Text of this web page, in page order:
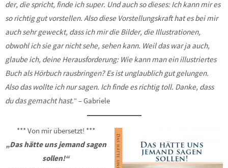
der, die spricht, finde ich super. Und auch so dieses: Ich kann mir es
so richtig gut vorstellen. Also diese Vorstellungskraft hat es bei mir
auch sehr geweckt, dass ich mir die Bilder, die Illustrationen,
obwohl ich sie gar nicht sehe, sehen kann. Weil das war ja auch,
glaube ich, deine Herausforderung: Wie kann man ein illustriertes
Buch als Hörbuch rausbringen? Es ist unglaublich gut gelungen.
Also das wollte ich nur sagen. Ich finde es richtig toll. Danke, dass
du das gemacht hast.“ – Gabriele
*** Von mir übersetzt! ***
„Das hätte uns jemand sagen
sollen!“